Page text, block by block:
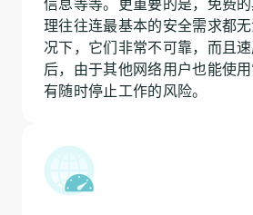
理往往连最基本的安全需求都
况下，它们非常不可靠，而且
后，由于其他网络用户也能使
有随时停止工作的风险。